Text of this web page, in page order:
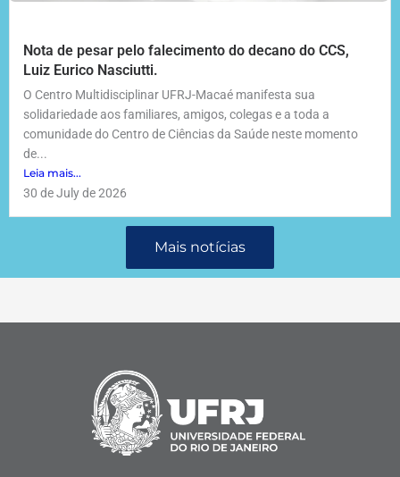
Nota de pesar pelo falecimento do decano do CCS,
Luiz Eurico Nasciutti.
O Centro Multidisciplinar UFRJ-Macaé manifesta sua
solidariedade aos familiares, amigos, colegas e a toda a
comunidade do Centro de Ciências da Saúde neste momento
de...
Leia mais...
30 de July de 2026
Mais notícias